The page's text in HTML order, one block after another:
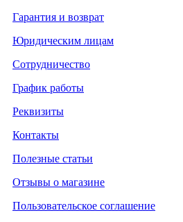
Гарантия и возврат
Юридическим лицам
Сотрудничество
График работы
Реквизиты
Контакты
Полезные статьи
Отзывы о магазине
Пользовательское соглашение